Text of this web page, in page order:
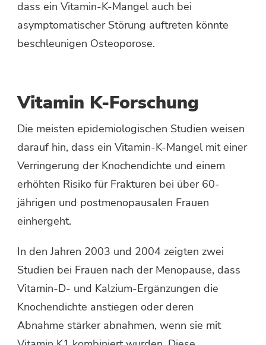
dass ein Vitamin-K-Mangel auch bei
asymptomatischer Störung auftreten könnte
beschleunigen Osteoporose.
Vitamin K-Forschung
Die meisten epidemiologischen Studien weisen
darauf hin, dass ein Vitamin-K-Mangel mit einer
Verringerung der Knochendichte und einem
erhöhten Risiko für Frakturen bei über 60-
jährigen und postmenopausalen Frauen
einhergeht.
In den Jahren 2003 und 2004 zeigten zwei
Studien bei Frauen nach der Menopause, dass
Vitamin-D- und Kalzium-Ergänzungen die
Knochendichte anstiegen oder deren
Abnahme stärker abnahmen, wenn sie mit